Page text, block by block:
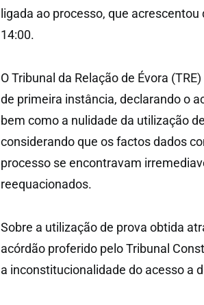
ligada ao processo, que
14:00.
O Tribunal da Relação de Évora
de primeira instância, declarando o
bem como a nulidade da utilização
considerando que os factos dados
processo se encontravam
reequacionados.
Sobre a utilização de prova obtida
acórdão proferido pelo Tribunal
a inconstitucionalidade do acesso a